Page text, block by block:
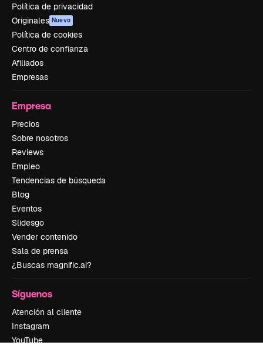
Política de privacidad
Originales Nuevo
Política de cookies
Centro de confianza
Afiliados
Empresas
Empresa
Precios
Sobre nosotros
Reviews
Empleo
Tendencias de búsqueda
Blog
Eventos
Slidesgo
Vender contenido
Sala de prensa
¿Buscas magnific.ai?
Síguenos
Atención al cliente
Instagram
YouTube